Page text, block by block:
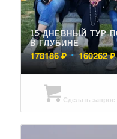
15 ДНЕВНЫЙ ТУР
В ГЛУБИНЕ
178186₽
цена
178186 ₽.
160262₽
Сделать запрос